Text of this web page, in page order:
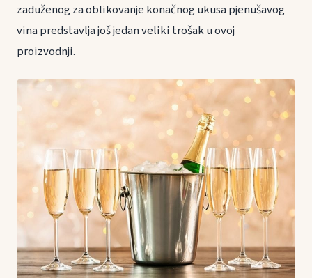
zaduženog za oblikovanje konačnog ukusa pjenušavog
vina predstavlja još jedan veliki trošak u ovoj
proizvodnji.